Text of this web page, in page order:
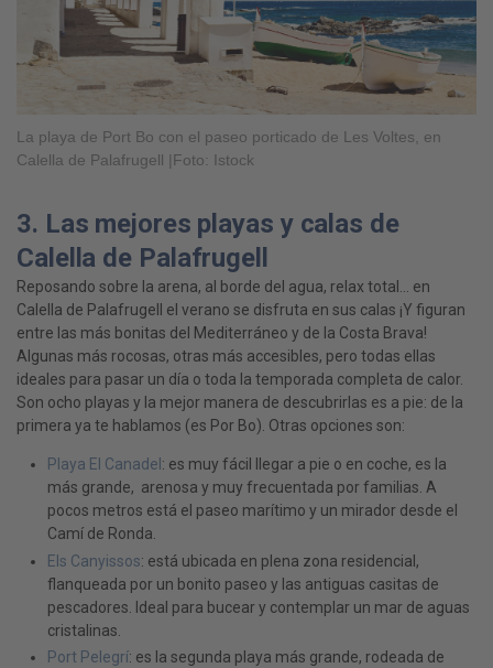
La playa de Port Bo con el paseo porticado de Les Voltes, en
Calella de Palafrugell |Foto: Istock
3. Las mejores playas y calas de
Calella de Palafrugell
Reposando sobre la arena, al borde del agua, relax total… en
Calella de Palafrugell el verano se disfruta en sus calas ¡Y figuran
entre las más bonitas del Mediterráneo y de la Costa Brava!
Algunas más rocosas, otras más accesibles, pero todas ellas
ideales para pasar un día o toda la temporada completa de calor.
Son ocho playas y la mejor manera de descubrirlas es a pie: de la
primera ya te hablamos (es Por Bo). Otras opciones son:
Playa El Canadel : es muy fácil llegar a pie o en coche, es la
más grande, arenosa y muy frecuentada por familias. A
pocos metros está el paseo marítimo y un mirador desde el
Camí de Ronda.
Els Canyissos: está ubicada en plena zona residencial,
flanqueada por un bonito paseo y las antiguas casitas de
pescadores. Ideal para bucear y contemplar un mar de aguas
cristalinas.
Port Pelegrí: es la segunda playa más grande, rodeada de